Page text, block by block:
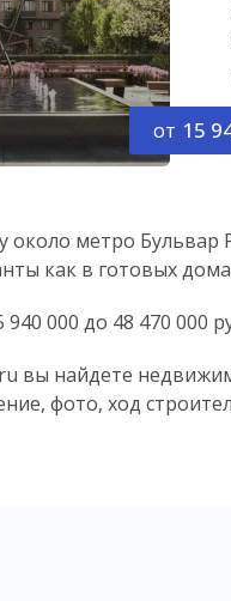
от 15
около метро Бульвар
как в готовых
000 до 48 470 000
вы найдете
фото, ход